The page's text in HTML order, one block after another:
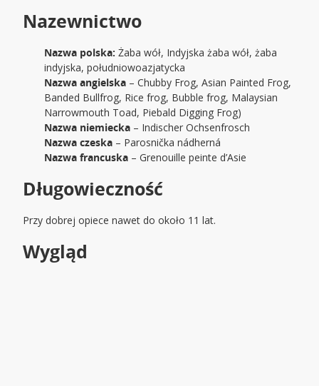
Nazewnictwo
Nazwa polska: Żaba wół, Indyjska żaba wół, żaba
indyjska, południowoazjatycka
Nazwa angielska – Chubby Frog, Asian Painted Frog,
Banded Bullfrog, Rice frog, Bubble frog, Malaysian
Narrowmouth Toad, Piebald Digging Frog)
Nazwa niemiecka – Indischer Ochsenfrosch
Nazwa czeska – Parosnička nádherná
Nazwa francuska – Grenouille peinte d’Asie
Długowieczność
Przy dobrej opiece nawet do około 11 lat.
Wygląd